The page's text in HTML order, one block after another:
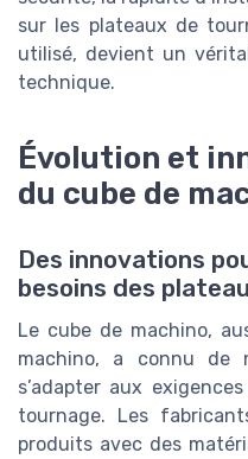
sur les plateaux de
utilisé, devient un
technique.
Évolution et
du cube de
Des innovations
besoins des
Le cube de machino,
machino, a connu de
s’adapter aux
tournage. Les
produits avec des